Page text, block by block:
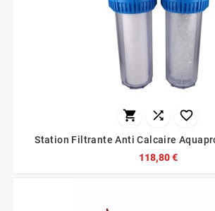
  
Station Filtrante Anti Calcaire
118,80 €